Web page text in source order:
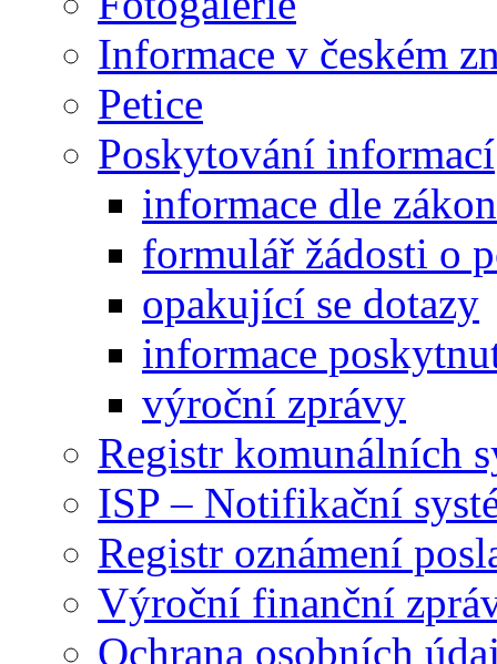
Informace v českém
Petice
Poskytování informací
informace dle
formulář žádosti o
opakující se dotazy
informace
výroční zprávy
Registr komunálních
ISP – Notifikační
Registr oznámení
Výroční finanční
Ochrana osobních